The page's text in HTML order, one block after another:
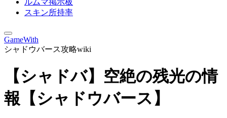
ルムマ掲示板
スキン所持率
GameWith
シャドウバース攻略wiki
【シャドバ】空絶の残光の情
報【シャドウバース】